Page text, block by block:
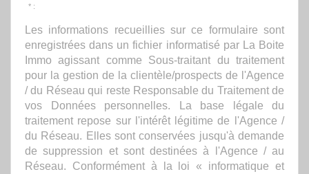
* :
Les informations recueillies sur ce formulaire sont
enregistrées dans un fichier informatisé par La Boite
Immo agissant comme Sous-traitant du traitement
pour la gestion de la clientèle/prospects de l'Agence
/ du Réseau qui reste Responsable du Traitement de
vos Données personnelles. La base légale du
traitement repose sur l'intérêt légitime de l'Agence /
du Réseau. Elles sont conservées jusqu'à demande
de suppression et sont destinées à l'Agence / au
Réseau. Conformément à la loi « informatique et